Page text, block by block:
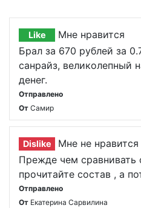
Like
Мне нравится
Брал за 670 рублей за
санрайз, великолепный
денег.
Отправлено
От Самир
Dislike
Мне не нравится
Прежде чем сравнивать
прочитайте состав , а
Отправлено
От Екатерина Сарвилина